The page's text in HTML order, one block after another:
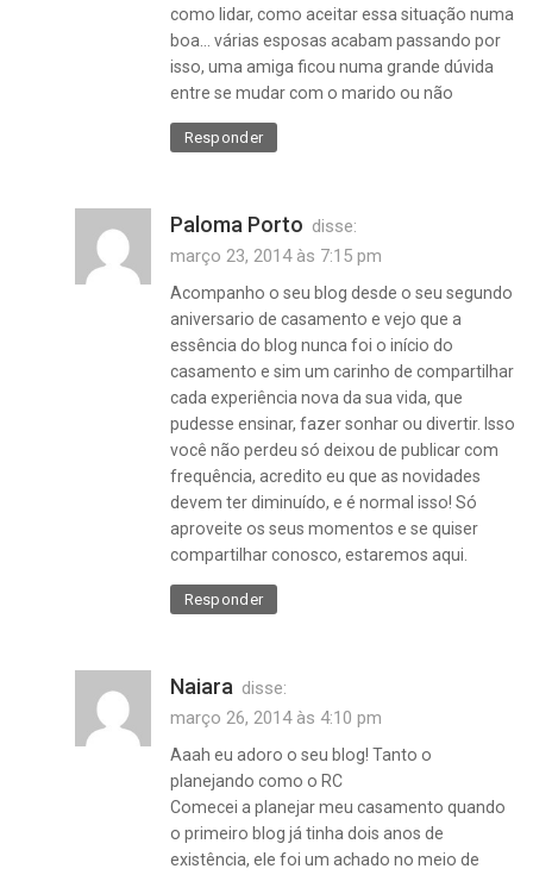
como lidar, como aceitar essa situação numa
boa… várias esposas acabam passando por
isso, uma amiga ficou numa grande dúvida
entre se mudar com o marido ou não
Responder
Paloma Porto disse:
março 23, 2014 às 7:15 pm
Acompanho o seu blog desde o seu segundo
aniversario de casamento e vejo que a
essência do blog nunca foi o início do
casamento e sim um carinho de compartilhar
cada experiência nova da sua vida, que
pudesse ensinar, fazer sonhar ou divertir. Isso
você não perdeu só deixou de publicar com
frequência, acredito eu que as novidades
devem ter diminuído, e é normal isso! Só
aproveite os seus momentos e se quiser
compartilhar conosco, estaremos aqui.
Responder
Naiara disse:
março 26, 2014 às 4:10 pm
Aaah eu adoro o seu blog! Tanto o
planejando como o RC
Comecei a planejar meu casamento quando
o primeiro blog já tinha dois anos de
existência, ele foi um achado no meio de